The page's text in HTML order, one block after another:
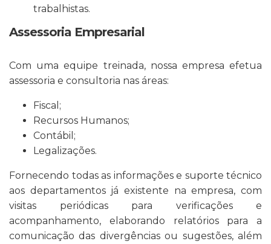
trabalhistas.
Assessoria Empresarial
Com uma equipe treinada, nossa empresa efetua
assessoria e consultoria nas áreas:
Fiscal;
Recursos Humanos;
Contábil;
Legalizações.
Fornecendo todas as informações e suporte técnico
aos departamentos já existente na empresa, com
visitas periódicas para verificações e
acompanhamento, elaborando relatórios para a
comunicação das divergências ou sugestões, além